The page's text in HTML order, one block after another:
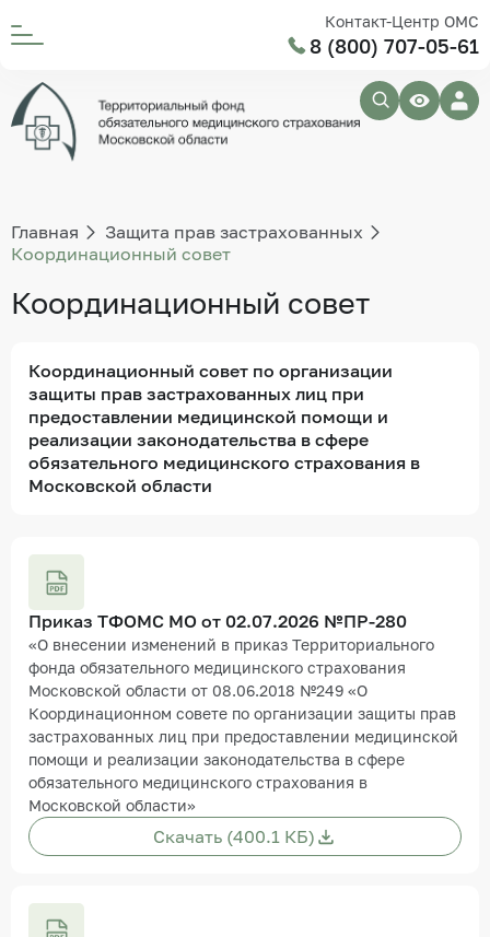
Контакт-Центр ОМС
8 (800) 707-05-61
Главная
Защита прав застрахованных
Координационный совет
Координационный совет
Координационный совет по организации
защиты прав застрахованных лиц при
предоставлении медицинской помощи и
реализации законодательства в сфере
обязательного медицинского страхования в
Московской области
Приказ ТФОМС МО от 02.07.2026 №ПР-280
«О внесении изменений в приказ Территориального
фонда обязательного медицинского страхования
Московской области от 08.06.2018 №249 «О
Координационном совете по организации защиты прав
застрахованных лиц при предоставлении медицинской
помощи и реализации законодательства в сфере
обязательного медицинского страхования в
Московской области»
Скачать (400.1 КБ)